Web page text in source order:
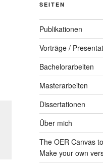
SEITEN
Publikationen
Vorträge /
Bachelorarbeiten
Masterarbeiten
Dissertationen
Über mich
The OER Canvas
Make your own